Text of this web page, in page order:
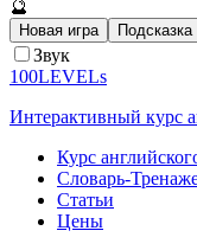
🔮
Новая игра Подсказка
Звук
100LEVELs
Интерактивный курс
Курс
Словарь-
Статьи
Цены